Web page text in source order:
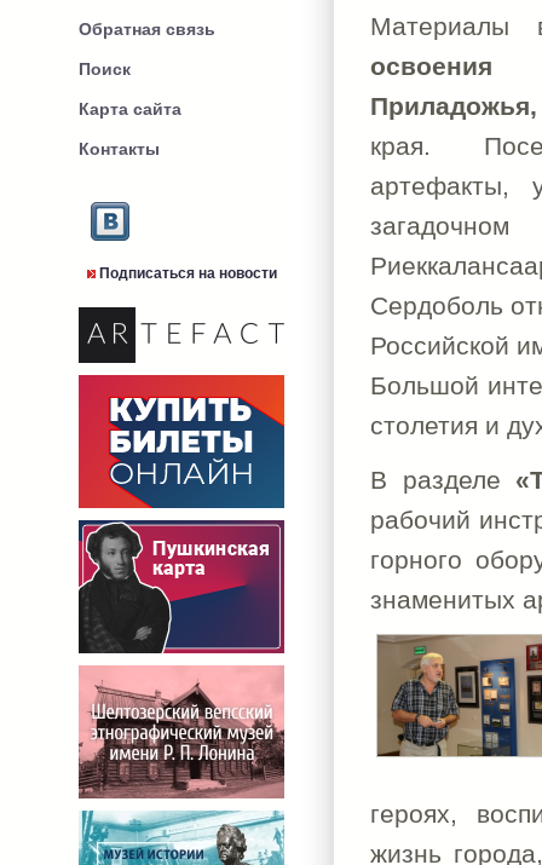
Обратная связь
Поиск
Карта сайта
Контакты
Подписаться на новости
Материалы
освоения
Приладожья,
края.
артефакты,
Сердоболь
Российской
Большой
столетия и
В разделе
рабочий
горного
знаменитых
героях,
жизнь